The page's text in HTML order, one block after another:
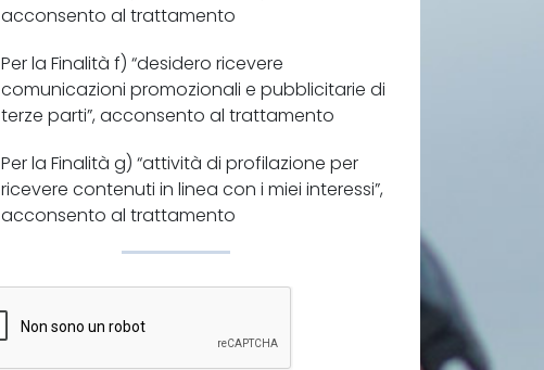
acconsento al trattamento
Per la Finalità f) “desidero ricevere
comunicazioni promozionali e pubblicitarie di
terze parti”, acconsento al trattamento
Per la Finalità g) “attività di profilazione per
ricevere contenuti in linea con i miei interessi”,
acconsento al trattamento